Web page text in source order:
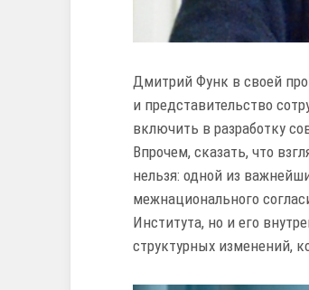
Дмитрий Функ в своей
и представительство
включить в разработку
Впрочем, сказать, что
нельзя: одной из
межнационального
Института, но и его
структурных изменений,